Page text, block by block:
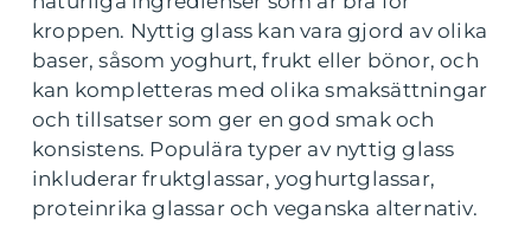
kroppen. Nyttig glass kan vara gjord av olika
baser, såsom yoghurt, frukt eller bönor, och
kan kompletteras med olika smaksättningar
och tillsatser som ger en god smak och
konsistens. Populära typer av nyttig glass
inkluderar fruktglassar, yoghurtglassar,
proteinrika glassar och veganska alternativ.